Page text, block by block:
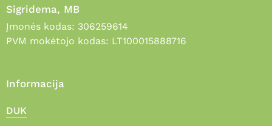
Sigridema, MB
Įmonės kodas: 306259614
PVM mokėtojo kodas: LT100015888716
Informacija
DUK